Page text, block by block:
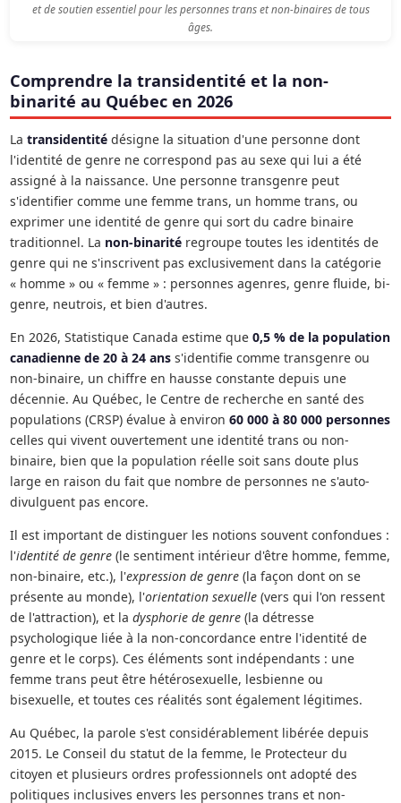
et de soutien essentiel pour les personnes trans et non-binaires de tous
âges.
Comprendre la transidentité et la non-
binarité au Québec en 2026
Latransidentité désigne la situation d'une personne dont
l'identité de genre ne correspond pas au sexe qui lui a été
assigné à la naissance. Une personne transgenre peut
s'identifier comme une femme trans, un homme trans, ou
exprimer une identité de genre qui sort du cadre binaire
traditionnel. La non-binarité regroupe toutes les identités de
genre qui ne s'inscrivent pas exclusivement dans la catégorie
« homme » ou « femme » : personnes agenres, genre fluide, bi-
genre, neutrois, et bien d'autres.
En 2026, Statistique Canada estime que0,5 % de la population
canadienne de 20 à 24 ans s'identifie comme transgenre ou
non-binaire, un chiffre en hausse constante depuis une
décennie. Au Québec, le Centre de recherche en santé des
populations (CRSP) évalue à environ60 000 à 80 000 personnes
celles qui vivent ouvertement une identité trans ou non-
binaire, bien que la population réelle soit sans doute plus
large en raison du fait que nombre de personnes ne s'auto-
divulguent pas encore.
Il est important de distinguer les notions souvent confondues :
l'identité de genre (le sentiment intérieur d'être homme, femme,
non-binaire, etc.), l'expression de genre (la façon dont on se
présente au monde), l'orientation sexuelle (vers qui l'on ressent
de l'attraction), et ladysphorie de genre (la détresse
psychologique liée à la non-concordance entre l'identité de
genre et le corps). Ces éléments sont indépendants : une
femme trans peut être hétérosexuelle, lesbienne ou
bisexuelle, et toutes ces réalités sont également légitimes.
Au Québec, la parole s'est considérablement libérée depuis
2015. Le Conseil du statut de la femme, le Protecteur du
citoyen et plusieurs ordres professionnels ont adopté des
politiques inclusives envers les personnes trans et non-